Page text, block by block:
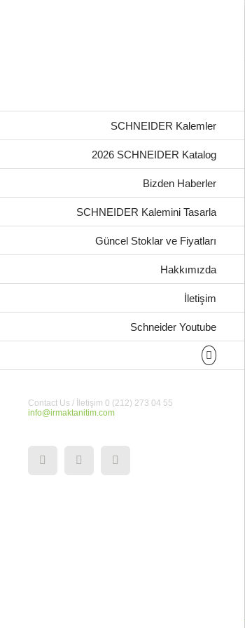
SCHNEIDER Kalemler
2026 SCHNEIDER Katalog
Bizden Haberler
SCHNEIDER Kalemini Tasarla
Güncel Stoklar ve Fiyatları
Hakkımızda
İletişim
Schneider Youtube
Contact Us / İletişim 0 (212) 273 04 55
info@irmaktanitim.com
YouTubeInstagramFacebook